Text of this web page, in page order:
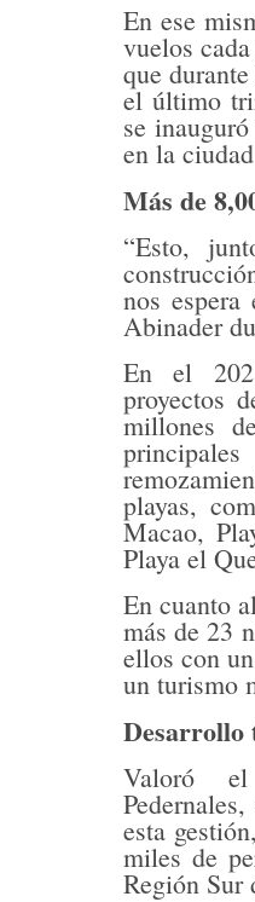
En ese
vuelos
que
el último
se
en la
Más de
“Esto,
nos
Abinader
En el
proyectos
millones
playas,
Macao,
Playa el
En cuanto
más de 23
ellos con
un turismo
Desarrollo
Valoró
esta
miles de
Región Sur